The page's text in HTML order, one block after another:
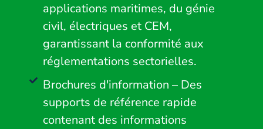
applications maritimes, du génie
civil, électriques et CEM,
garantissant la conformité aux
réglementations sectorielles.
Brochures d'information – Des
supports de référence rapide
contenant des informations